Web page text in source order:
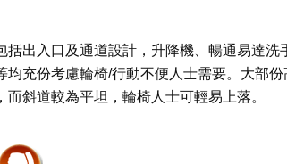
括出入口及通道設計，升降機、暢通易達洗
均充份考慮輪椅/行動不便人士需要。大部份
斜道較為平坦，輪椅人士可輕易上落。